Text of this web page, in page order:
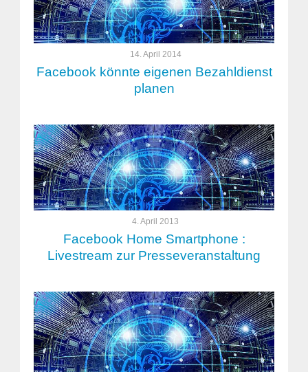
14. April 2014
Facebook könnte eigenen Bezahldienst
planen
4. April 2013
Facebook Home Smartphone :
Livestream zur Presseveranstaltung